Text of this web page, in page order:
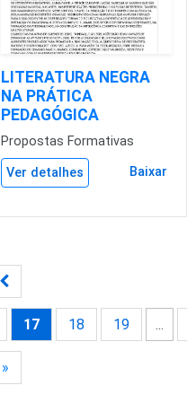
LITERATURA NEGRA
NA PRÁTICA
PEDAGÓGICA
Propostas Formativas
Ver detalhes Baixar
17 18 19 ...
»